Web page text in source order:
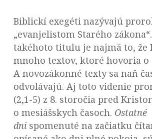
Biblickí exegéti nazývajú
„evanjelistom Starého
takéhoto titulu je najmä to, že
mnoho textov, ktoré hovoria o
A novozákonné texty sa naň
odvolávajú. Aj toto videnie
(2,1-5) z 8. storočia pred
o mesiášskych časoch. Ostatné
dnispomenuté na začiatku